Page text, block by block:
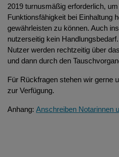
2019 turnusmäßig erforderlich,
Funktionsfähigkeit bei Einhaltung
gewährleisten zu können. Auch
nutzerseitig kein
Nutzer werden rechtzeitig über
und dann durch den
Für Rückfragen stehen wir gerne
zur Verfügung.
Anhang: Anschreiben Notarinnen